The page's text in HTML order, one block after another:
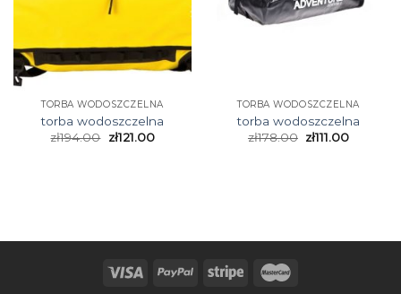
TORBA WODOSZCZELNA
torba wodoszczelna
zł194.00 zł121.00
TORBA WODOSZCZELNA
torba wodoszczelna
zł178.00 zł111.00